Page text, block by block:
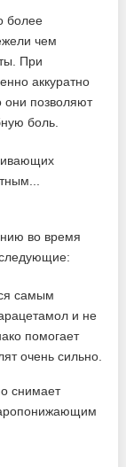
более
чем
При
аккуратно
они позволяют
боль.
во время
самым
и не
помогает
очень сильно.